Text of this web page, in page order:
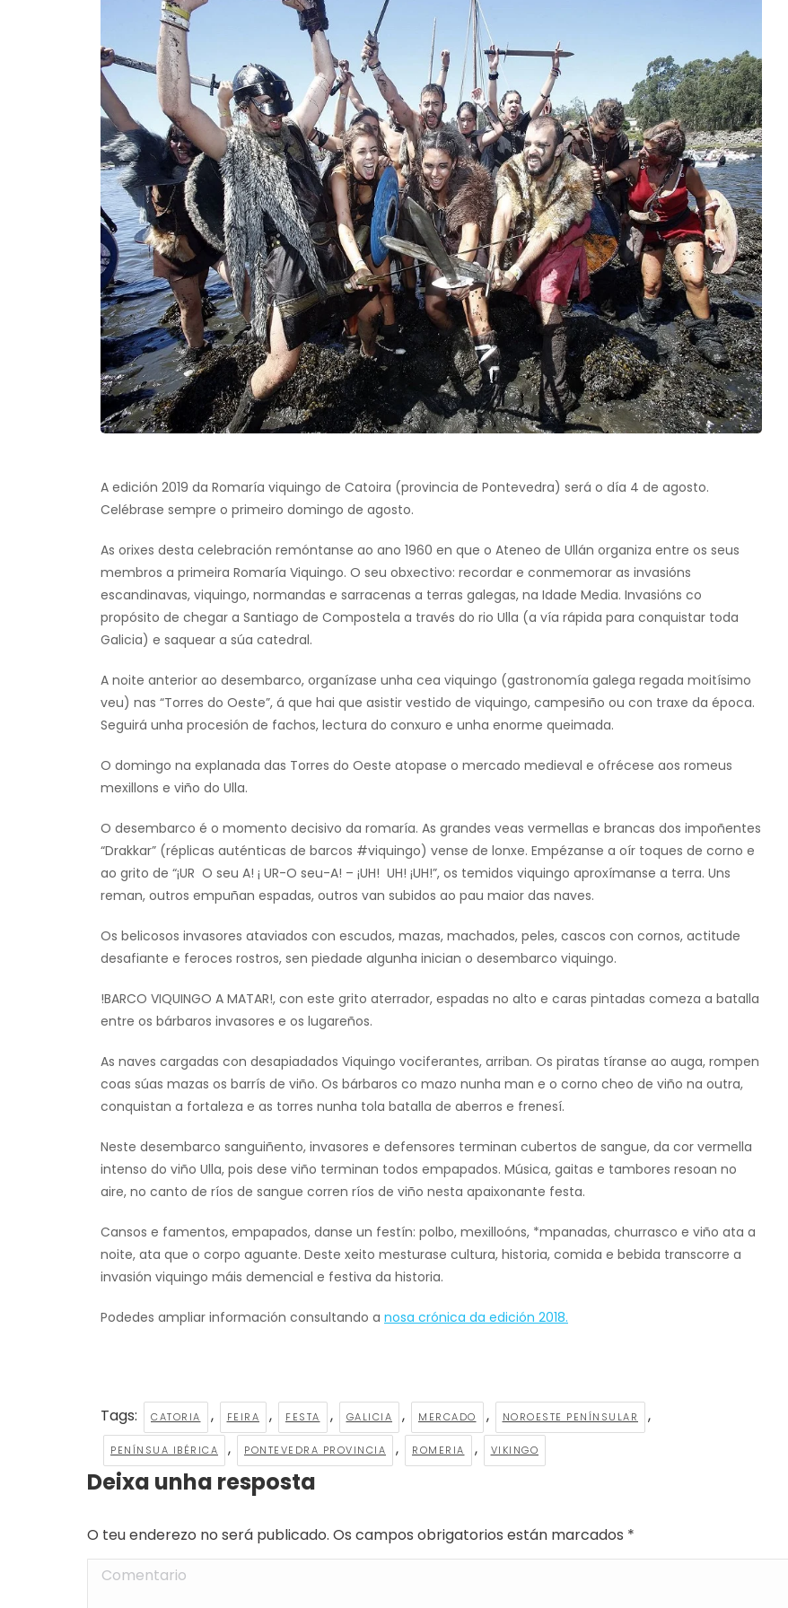
A edición 2019 da Romaría viquingo de Catoira (provincia de Pontevedra) será o día 4 de agosto.
Celébrase sempre o primeiro domingo de agosto.
As orixes desta celebración remóntanse ao ano 1960 en que o Ateneo de Ullán organiza entre os seus
membros a primeira Romaría Viquingo. O seu obxectivo: recordar e conmemorar as invasións
escandinavas, viquingo, normandas e sarracenas a terras galegas, na Idade Media. Invasións co
propósito de chegar a Santiago de Compostela a través do rio Ulla (a vía rápida para conquistar toda
Galicia) e saquear a súa catedral.
A noite anterior ao desembarco, organízase unha cea viquingo (gastronomía galega regada moitísimo
veu) nas “Torres do Oeste”, á que hai que asistir vestido de viquingo, campesiño ou con traxe da época.
Seguirá unha procesión de fachos, lectura do conxuro e unha enorme queimada.
O domingo na explanada das Torres do Oeste atopase o mercado medieval e ofrécese aos romeus
mexillons e viño do Ulla.
O desembarco é o momento decisivo da romaría. As grandes veas vermellas e brancas dos impoñentes
“Drakkar” (réplicas auténticas de barcos #viquingo) vense de lonxe. Empézanse a oír toques de corno e
ao grito de “¡UR O seu A! ¡ UR-O seu-A! – ¡UH! UH! ¡UH!”, os temidos viquingo aproxímanse a terra. Uns
reman, outros empuñan espadas, outros van subidos ao pau maior das naves.
Os belicosos invasores ataviados con escudos, mazas, machados, peles, cascos con cornos, actitude
desafiante e feroces rostros, sen piedade algunha inician o desembarco viquingo.
!BARCO VIQUINGO A MATAR!, con este grito aterrador, espadas no alto e caras pintadas comeza a batalla
entre os bárbaros invasores e os lugareños.
As naves cargadas con desapiadados Viquingo vociferantes, arriban. Os piratas tíranse ao auga, rompen
coas súas mazas os barrís de viño. Os bárbaros co mazo nunha man e o corno cheo de viño na outra,
conquistan a fortaleza e as torres nunha tola batalla de aberros e frenesí.
Neste desembarco sanguiñento, invasores e defensores terminan cubertos de sangue, da cor vermella
intenso do viño Ulla, pois dese viño terminan todos empapados. Música, gaitas e tambores resoan no
aire, no canto de ríos de sangue corren ríos de viño nesta apaixonante festa.
Cansos e famentos, empapados, danse un festín: polbo, mexilloóns, *mpanadas, churrasco e viño ata a
noite, ata que o corpo aguante. Deste xeito mesturase cultura, historia, comida e bebida transcorre a
invasión viquingo máis demencial e festiva da historia.
Podedes ampliar información consultando a nosa crónica da edición 2018.
Tags: CATORIA , FEIRA , FESTA , GALICIA , MERCADO , NOROESTE PENÍNSULAR ,
PENÍNSUA IBÉRICA , PONTEVEDRA PROVINCIA , ROMERIA , VIKINGO
Deixa unha resposta
O teu enderezo no será publicado. Os campos obrigatorios están marcados *
Comentario